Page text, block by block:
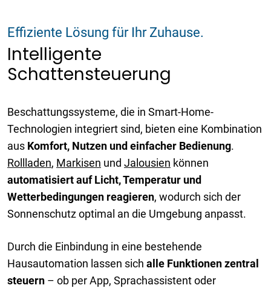
Effiziente Lösung für Ihr Zuhause.
Intelligente
Schattensteuerung
Beschattungssysteme, die in Smart-Home-
Technologien integriert sind, bieten eine Kombination
aus Komfort, Nutzen und einfacher Bedienung.
Rollladen, Markisen und Jalousien können
automatisiert auf Licht, Temperatur und
Wetterbedingungen reagieren, wodurch sich der
Sonnenschutz optimal an die Umgebung anpasst.
Durch die Einbindung in eine bestehende
Hausautomation lassen sich alle Funktionen zentral
steuern – ob per App, Sprachassistent oder